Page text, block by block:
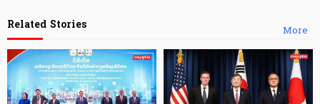
More
Related Stories